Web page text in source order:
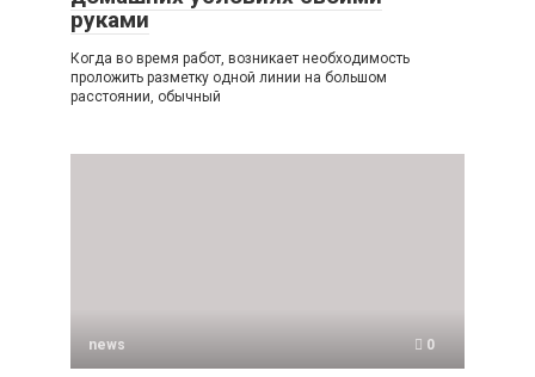
руками
Когда во время работ, возникает необходимость
проложить разметку одной линии на большом
расстоянии, обычный
news 0